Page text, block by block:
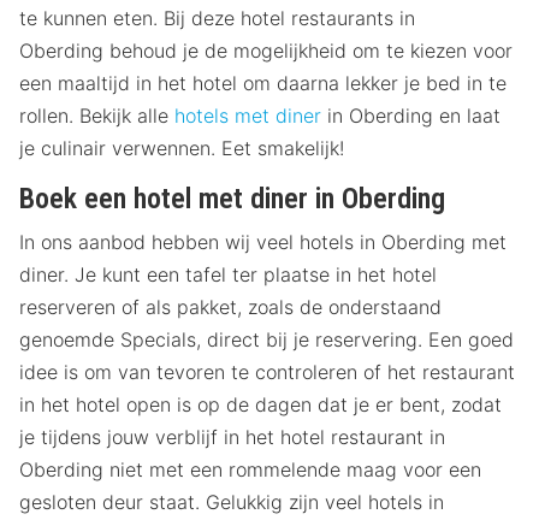
te kunnen eten. Bij deze hotel restaurants in
Oberding behoud je de mogelijkheid om te kiezen voor
een maaltijd in het hotel om daarna lekker je bed in te
rollen. Bekijk alle hotels met diner in Oberding en laat
je culinair verwennen. Eet smakelijk!
Boek een hotel met diner in Oberding
In ons aanbod hebben wij veel hotels in Oberding met
diner. Je kunt een tafel ter plaatse in het hotel
reserveren of als pakket, zoals de onderstaand
genoemde Specials, direct bij je reservering. Een goed
idee is om van tevoren te controleren of het restaurant
in het hotel open is op de dagen dat je er bent, zodat
je tijdens jouw verblijf in het hotel restaurant in
Oberding niet met een rommelende maag voor een
gesloten deur staat. Gelukkig zijn veel hotels in